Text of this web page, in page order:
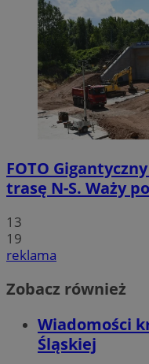
FOTO
trasę N-S. Waży
13
19
reklama
Zobacz również
Wiadomości
Śląskiej